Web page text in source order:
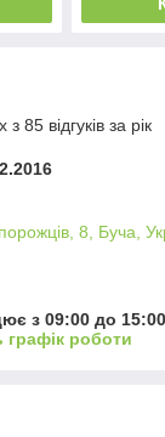
85 відгуків за рік
8, Буча,
з 09:00 до 15:00
графік роботи